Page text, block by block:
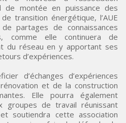
de montée en puissance des
transition énergétique, l’AUE
partages de connaissances
comme elle continuera de
du réseau en y apportant ses
d’expériences.
d’échanges d’expériences
et de la construction
Elle pourra également
groupes de travail réunissant
soutiendra cette association